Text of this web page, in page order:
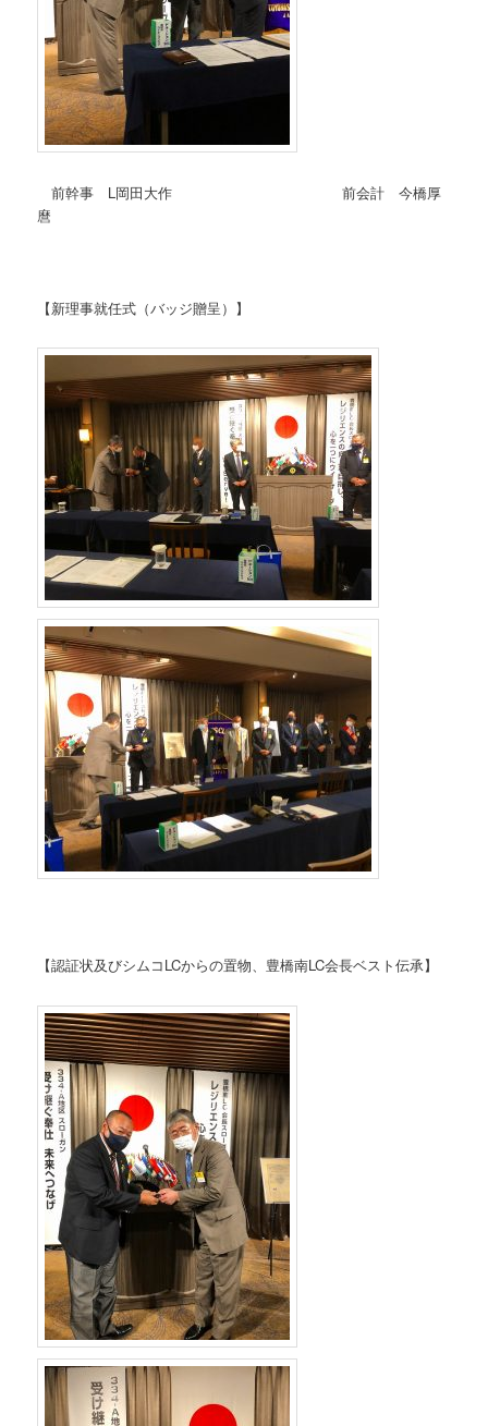
前幹事 L岡田大作 前会計 今橋厚
麿
【新理事就任式（バッジ贈呈）】
【認証状及びシムコLCからの置物、豊橋南LC会長ベスト伝承】